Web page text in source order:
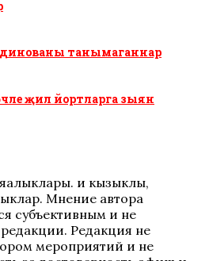
танымаганнар
җил йортларга зыян
иң кызыклы,
Мнение автора
субъективным и не
Редакция не
мероприятий и не